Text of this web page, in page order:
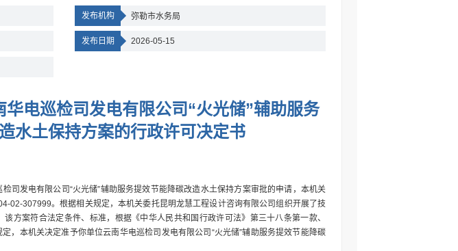
发布机构 弥勒市水务局
发布日期 2026-05-15
电巡检司发电有限公司“火光储”辅助服务
水土保持方案的行政许可决定书
司发电有限公司“火光储”辅助服务提效节能降碳改造水土保持方案审批的申请，本机关
02-307999。根据相关规定，本机关委托昆明龙慧工程设计咨询有限公司组织开展了技
方案符合法定条件、标准，根据《中华人民共和国行政许可法》第三十八条第一款、
，本机关决定准予你单位云南华电巡检司发电有限公司“火光储”辅助服务提效节能降碳